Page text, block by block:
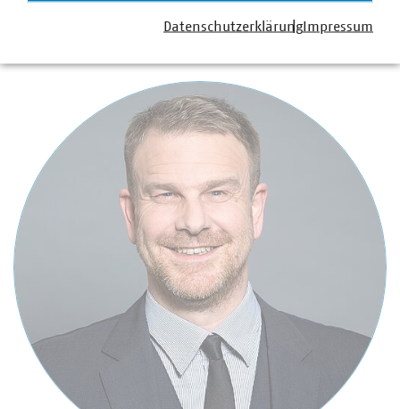
DatenschutzerklärungImpressum